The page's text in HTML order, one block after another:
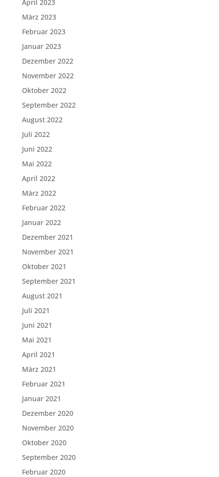
April 2023
März 2023
Februar 2023
Januar 2023
Dezember 2022
November 2022
Oktober 2022
September 2022
August 2022
Juli 2022
Juni 2022
Mai 2022
April 2022
März 2022
Februar 2022
Januar 2022
Dezember 2021
November 2021
Oktober 2021
September 2021
August 2021
Juli 2021
Juni 2021
Mai 2021
April 2021
März 2021
Februar 2021
Januar 2021
Dezember 2020
November 2020
Oktober 2020
September 2020
Februar 2020